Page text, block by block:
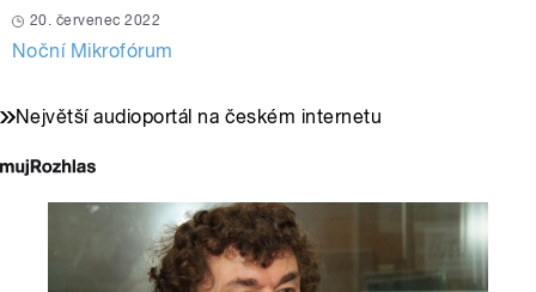
20. červenec 2022
Noční Mikrofórum
Největší audioportál na českém internetu